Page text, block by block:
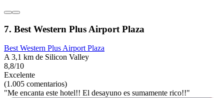
7. Best Western Plus Airport Plaza
Best Western Plus Airport Plaza
A 3,1 km de Silicon Valley
8,8/10
Excelente
(1.005 comentarios)
"Me encanta este hotel!! El desayuno es sumamente rico!!"